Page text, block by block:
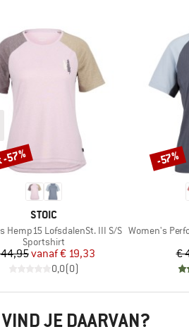
MERK
STOIC
Hemp15 LofsdalenSt. III S/S
Productgroep
Sportshirt
Prijs
Verlaagde prijs
vanaf€ 19,33
0,0(0)
57%
Artikel
Women's
€
Korting
-57%
JE DAARVAN?